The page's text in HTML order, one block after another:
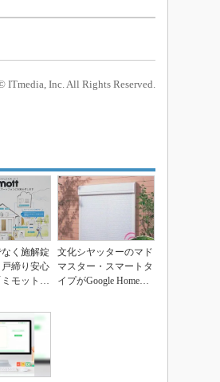
ITmedia, Inc. All Rights Reserved.
く施解錠
締り安心
モット」
文化シヤッターのマド
マスター・スマートタ
イプがGoogle Homeに